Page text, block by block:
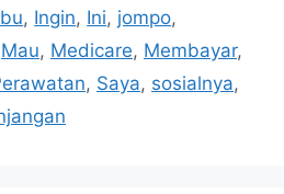
, Ingin, Ini, jompo,
Mau, Medicare, Membayar,
, Saya, sosialnya,